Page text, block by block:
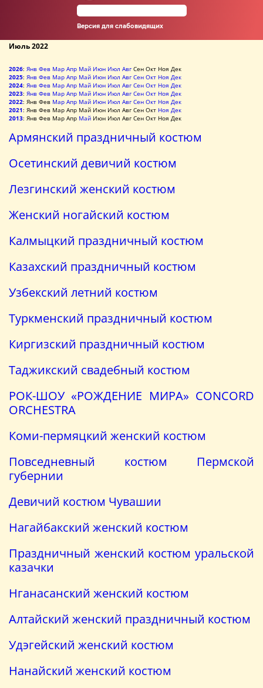
Версия для слабовидящих
Июль 2022
2026: Янв Фев Мар Апр Май Июн Июл Авг Сен Окт Ноя Дек
2025: Янв Фев Мар Апр Май Июн Июл Авг Сен Окт Ноя Дек
2024: Янв Фев Мар Апр Май Июн Июл Авг Сен Окт Ноя Дек
2023: Янв Фев Мар Апр Май Июн Июл Авг Сен Окт Ноя Дек
2022: Янв Фев Мар Апр Май Июн Июл Авг Сен Окт Ноя Дек
2021: Янв Фев Мар Апр Май Июн Июл Авг Сен Окт Ноя Дек
2013: Янв Фев Мар Апр Май Июн Июл Авг Сен Окт Ноя Дек
Армянский праздничный костюм
Осетинский девичий костюм
Лезгинский женский костюм
Женский ногайский костюм
Калмыцкий праздничный костюм
Казахский праздничный костюм
Узбекский летний костюм
Туркменский праздничный костюм
Киргизский праздничный костюм
Таджикский свадебный костюм
РОК-ШОУ «РОЖДЕНИЕ МИРА» CONCORD
ORCHESTRA
Коми-пермяцкий женский костюм
Повседневный костюм Пермской
губернии
Девичий костюм Чувашии
Нагайбакский женский костюм
Праздничный женский костюм уральской
казачки
Нганасанский женский костюм
Алтайский женский праздничный костюм
Удэгейский женский костюм
Нанайский женский костюм